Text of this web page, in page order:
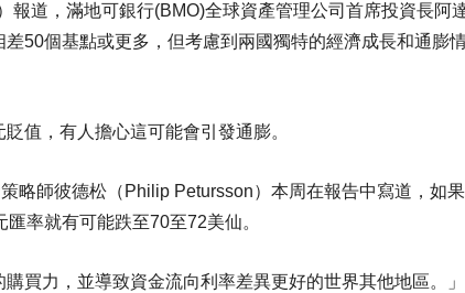
報道，滿地可銀行(BMO)全球資產管理公司首席投資長阿
50個基點或更多，但考慮到兩國獨特的經濟成長和通膨
值，有人擔心這可能會引發通膨。
略師彼德松（Philip Petursson）本周在報告中寫道，如
率就有可能跌至70至72美仙。
買力，並導致資金流向利率差異更好的世界其他地區。